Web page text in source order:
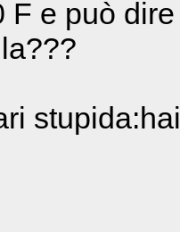
F e può